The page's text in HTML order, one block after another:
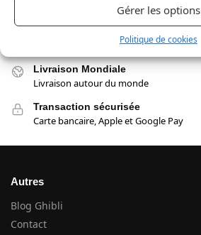
Gérer les options
Politique de cookies
Aucun panier minimum
Livraison Mondiale
Livraison autour du monde
Transaction sécurisée
Carte bancaire, Apple et Google Pay
Autres
Blog Ghibli
Contact